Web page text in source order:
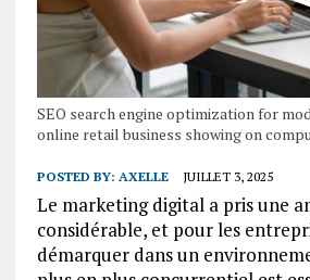
SEO search engine optimization for
online retail business showing on
POSTED BY: AXELLE JUILLET 3, 2025
Le marketing digital a pris une
considérable, et pour les
démarquer dans un